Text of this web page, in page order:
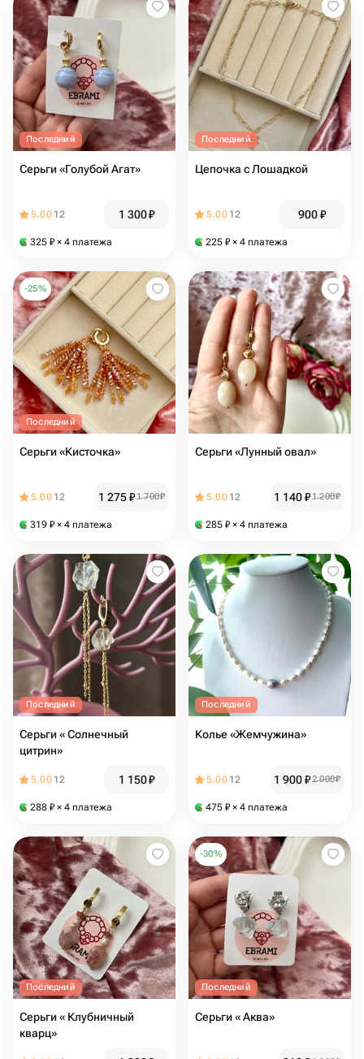
Последний
Серьги «Голубой Агат»
5.00 12 1 300₽
325 ₽ × 4 платежа
Последний
Цепочка с Лошадкой
5.00 12 900₽
225 ₽ × 4 платежа
-25%
Последний
Серьги «Кисточка»
5.00 12 1 275₽1 700₽
319 ₽ × 4 платежа
Серьги «Лунный овал»
5.00 12 1 140₽1 200₽
285 ₽ × 4 платежа
Последний
Серьги « Солнечный
цитрин»
5.00 12 1 150₽
288 ₽ × 4 платежа
Последний
Колье «Жемчужина»
5.00 12 1 900₽2 000₽
475 ₽ × 4 платежа
Последний
Серьги « Клубничный
кварц»
-30%
Последний
Серьги « Аква»